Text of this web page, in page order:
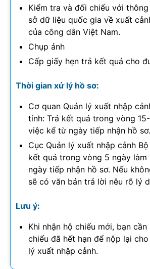
Kiểm tra và đối chiếu với
sở dữ liệu quốc gia về xuất
của công dân Việt Nam.
Chụp ảnh
Cấp giấy hẹn trả kết quả cho
Thời gian xử lý hồ sơ:
Cơ quan Quản lý xuất nhập
tỉnh: Trả kết quả trong vòng
việc kể từ ngày tiếp nhận hồ sơ.
Cục Quản lý xuất nhập cảnh
kết quả trong vòng 5 ngày
ngày tiếp nhận hồ sơ. Nếu
sẽ có văn bản trả lời nêu rõ lý
Lưu ý:
Khi nhận hộ chiếu mới, bạn
chiếu đã hết hạn để nộp lại
lý xuất nhập cảnh.